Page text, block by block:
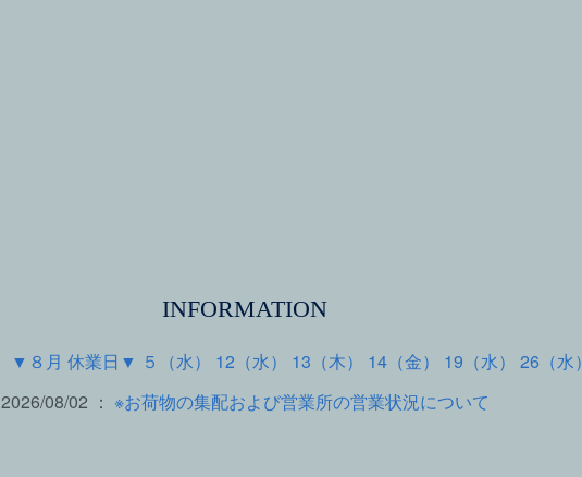
INFORMATION
▼８月 休業日▼ ５（水） 12（水） 13（木） 14（金） 19（水） 26（水）
2026/08/02 ： ※お荷物の集配および営業所の営業状況について